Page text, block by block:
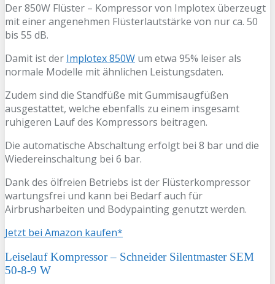
Der 850W Flüster – Kompressor von Implotex überzeugt
mit einer angenehmen Flüsterlautstärke von nur ca. 50
bis 55 dB.
Damit ist der Implotex 850W um etwa 95% leiser als
normale Modelle mit ähnlichen Leistungsdaten.
Zudem sind die Standfüße mit Gummisaugfüßen
ausgestattet, welche ebenfalls zu einem insgesamt
ruhigeren Lauf des Kompressors beitragen.
Die automatische Abschaltung erfolgt bei 8 bar und die
Wiedereinschaltung bei 6 bar.
Dank des ölfreien Betriebs ist der Flüsterkompressor
wartungsfrei und kann bei Bedarf auch für
Airbrusharbeiten und Bodypainting genutzt werden.
Jetzt bei Amazon kaufen*
Leiselauf Kompressor – Schneider Silentmaster SEM
50-8-9 W